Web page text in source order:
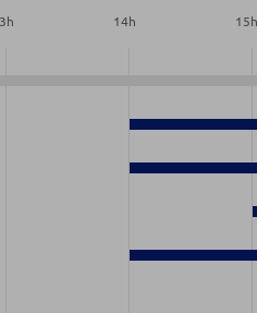
h 14h 15h